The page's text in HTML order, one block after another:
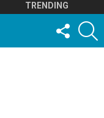
TRENDING
FOLLOW
US